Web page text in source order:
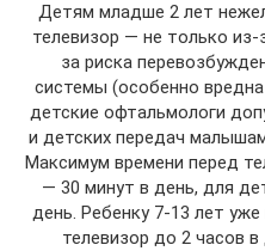
Детям младше 2 лет
телевизор — не только из-
за риска
системы (особенно
детские офтальмологи
и детских передач
Максимум времени перед
— 30 минут в день, для
день. Ребенку 7-13 лет
телевизор до 2 часов